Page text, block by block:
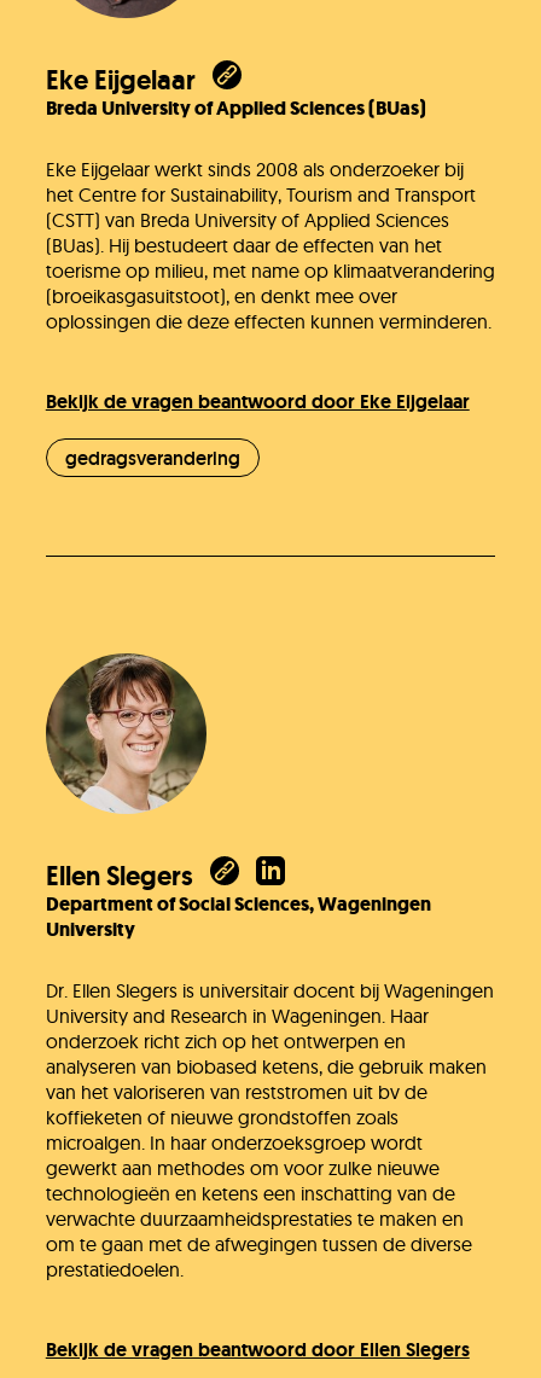
Eke Eijgelaar
Breda University of Applied Sciences (BUas)
Eke Eijgelaar werkt sinds 2008 als onderzoeker bij
het Centre for Sustainability, Tourism and Transport
(CSTT) van Breda University of Applied Sciences
(BUas). Hij bestudeert daar de effecten van het
toerisme op milieu, met name op klimaatverandering
(broeikasgasuitstoot), en denkt mee over
oplossingen die deze effecten kunnen verminderen.
Bekijk de vragen beantwoord door Eke Eijgelaar
gedragsverandering
Ellen Slegers
Department of Social Sciences, Wageningen
University
Dr. Ellen Slegers is universitair docent bij Wageningen
University and Research in Wageningen. Haar
onderzoek richt zich op het ontwerpen en
analyseren van biobased ketens, die gebruik maken
van het valoriseren van reststromen uit bv de
koffieketen of nieuwe grondstoffen zoals
microalgen. In haar onderzoeksgroep wordt
gewerkt aan methodes om voor zulke nieuwe
technologieën en ketens een inschatting van de
verwachte duurzaamheidsprestaties te maken en
om te gaan met de afwegingen tussen de diverse
prestatiedoelen.
Bekijk de vragen beantwoord door Ellen Slegers